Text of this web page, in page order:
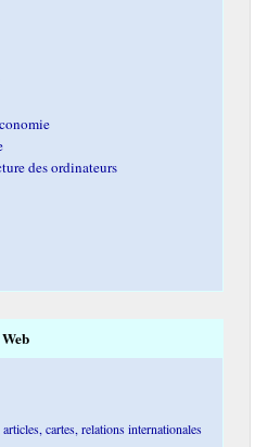
des ordinateurs
cartes, relations internationales